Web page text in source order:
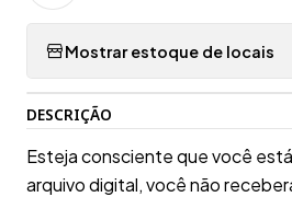
Mostrar estoque de locais
DESCRIÇÃO
Esteja consciente que você
arquivo digital, você não